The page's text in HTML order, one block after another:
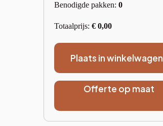
Benodigde pakken:0
Totaalprijs:€0,00
Plaats in winkelwagen
Offerte op maat